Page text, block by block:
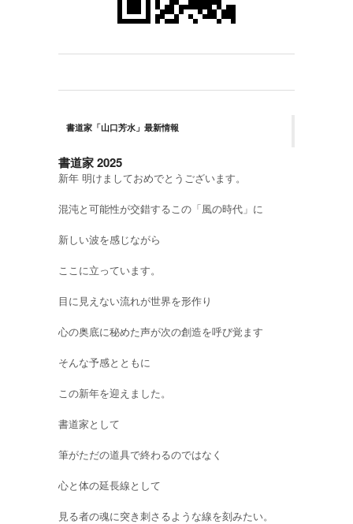
書道家「山口芳水」最新情報
書道家 2025
新年 明けましておめでとうございます。
混沌と可能性が交錯するこの「風の時代」に
新しい波を感じながら
ここに立っています。
目に見えない流れが世界を形作り
心の奥底に秘めた声が次の創造を呼び覚ます
そんな予感とともに
この新年を迎えました。
書道家として
筆がただの道具で終わるのではなく
心と体の延長線として
見る者の魂に突き刺さるような線を刻みたい。